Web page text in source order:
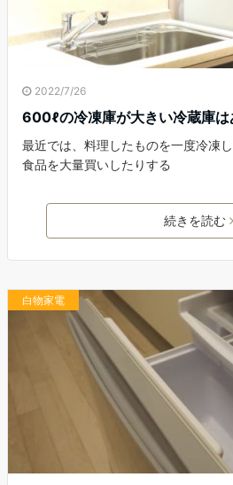
2022/7/26
600ℓの冷凍庫が大きい冷蔵庫は
最近では、料理したものを一度冷凍
食品を大量買いしたりする
続きを読む
白物家電